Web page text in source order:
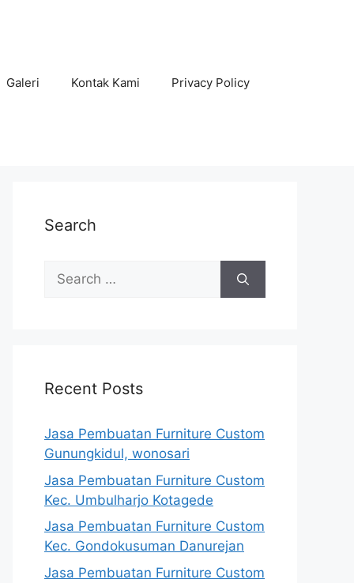
Galeri Kontak Kami Privacy Policy
Search
Search
for:
Recent Posts
Jasa Pembuatan Furniture Custom
Gunungkidul, wonosari
Jasa Pembuatan Furniture Custom
Kec. Umbulharjo Kotagede
Jasa Pembuatan Furniture Custom
Kec. Gondokusuman Danurejan
Jasa Pembuatan Furniture Custom